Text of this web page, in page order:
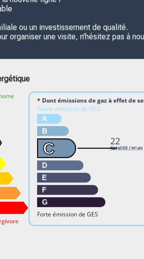
ou un investissement de qualité.
organiser une visite, n’hésitez pas à
* Dont émissions de gaz à effet de
Faible émission de GES
A
B
C
D
E
F
G
Forte émission de GES
22
KgéqCO2 / m².an